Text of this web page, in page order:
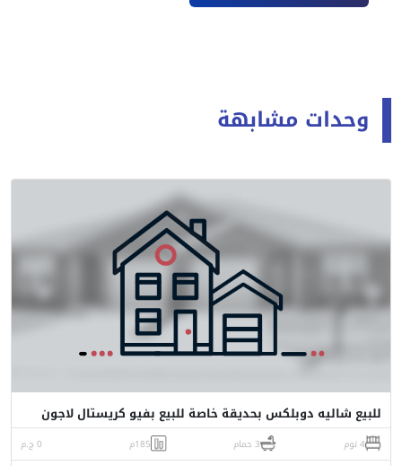
وحدات مشابهة
للبيع شاليه دوبلكس بحديقة خاصة للبيع بفيو كريستال لاجون
4 نوم 3 حمام 185م 0 ج.م